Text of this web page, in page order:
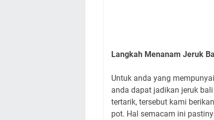
Langkah Menanam Jeruk
Untuk anda yang
anda dapat jadikan jeruk
tertarik, tersebut kami
pot. Hal semacam ini